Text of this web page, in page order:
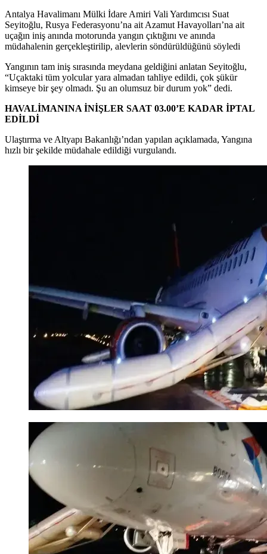
Antalya Havalimanı Mülki İdare Amiri Vali Yardımcısı Suat
Seyitoğlu, Rusya Federasyonu’na ait Azamut Havayolları’na ait
uçağın iniş anında motorunda yangın çıktığını ve anında
müdahalenin gerçekleştirilip, alevlerin söndürüldüğünü söyledi
Yangının tam iniş sırasında meydana geldiğini anlatan Seyitoğlu,
“Uçaktaki tüm yolcular yara almadan tahliye edildi, çok şükür
kimseye bir şey olmadı. Şu an olumsuz bir durum yok” dedi.
HAVALİMANINA İNİŞLER SAAT 03.00’E KADAR İPTAL
EDİLDİ
Ulaştırma ve Altyapı Bakanlığı’ndan yapılan açıklamada, Yangına
hızlı bir şekilde müdahale edildiği vurgulandı.